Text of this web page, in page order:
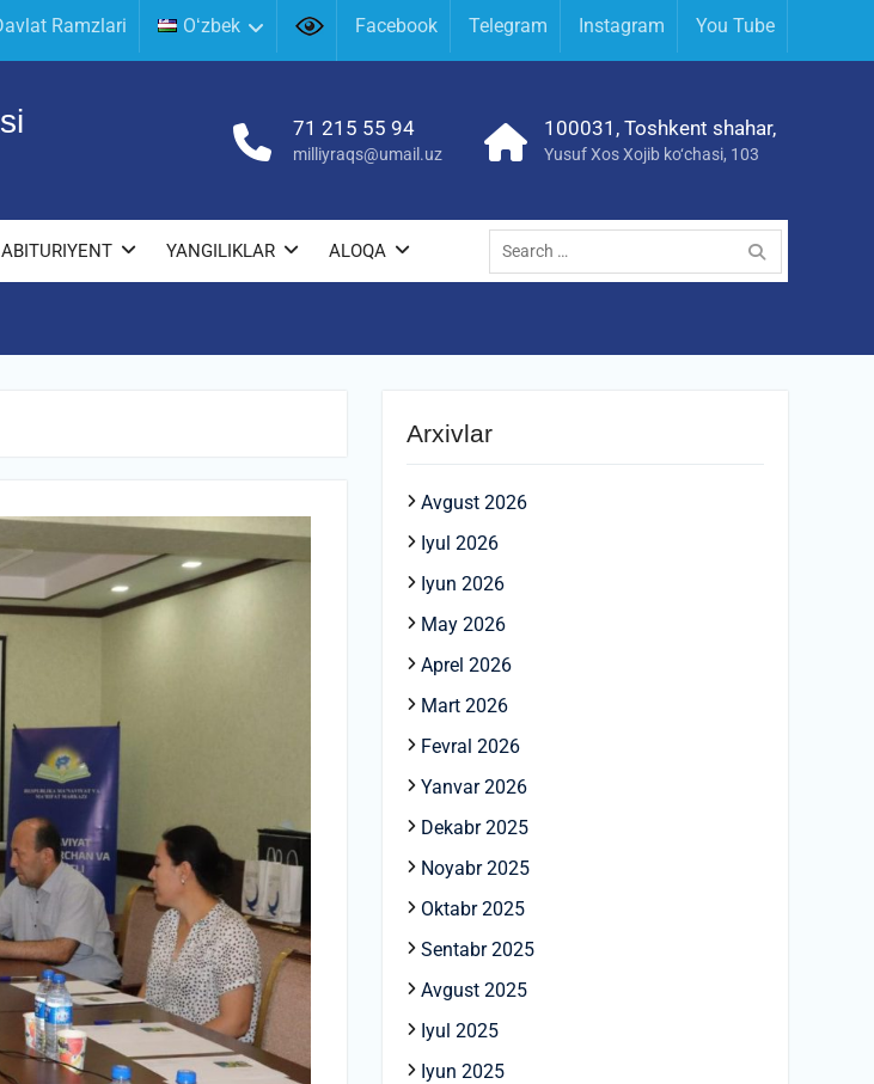
Ramzlari Oʻzbek Facebook Telegram Instagram You Tube
71 215 55 94
milliyraqs@umail.uz
100031, Toshkent shahar,
Yusuf Xos Xojib ko‘chasi, 103
ABITURIYENT YANGILIKLAR ALOQA
Search
for:
Arxivlar
Avgust 2026
Iyul 2026
Iyun 2026
May 2026
Aprel 2026
Mart 2026
Fevral 2026
Yanvar 2026
Dekabr 2025
Noyabr 2025
Oktabr 2025
Sentabr 2025
Avgust 2025
Iyul 2025
Iyun 2025